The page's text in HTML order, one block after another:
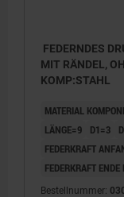
FEDERNDES
MIT RÄNDEL,
KOMP:STAHL
MATERIAL
LÄNGE=9
D1=3
FEDERKRAFT
FEDERKRAFT
Bestellnummer: